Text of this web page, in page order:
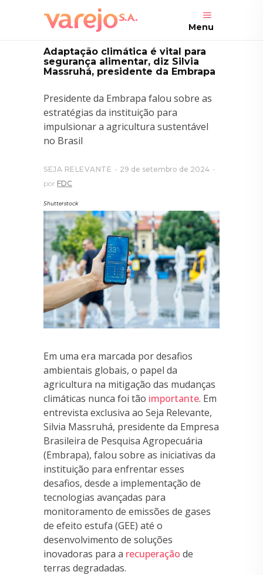
Menu
Adaptação climática é vital para
segurança alimentar, diz Silvia
Massruhá, presidente da Embrapa
Presidente da Embrapa falou sobre as
estratégias da instituição para
impulsionar a agricultura sustentável
no Brasil
SEJA RELEVANTE
29 de setembro de 2024
por FDC
Shutterstock
Em uma era marcada por desafios
ambientais globais, o papel da
agricultura na mitigação das mudanças
climáticas nunca foi tão importante. Em
entrevista exclusiva ao Seja Relevante,
Silvia Massruhá, presidente da Empresa
Brasileira de Pesquisa Agropecuária
(Embrapa), falou sobre as iniciativas da
instituição para enfrentar esses
desafios, desde a implementação de
tecnologias avançadas para
monitoramento de emissões de gases
de efeito estufa (GEE) até o
desenvolvimento de soluções
inovadoras para a recuperação de
terras degradadas.